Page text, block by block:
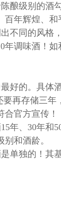
酿级别的酒
年辉煌、和
不同的风格
年调味酒！
好的。具体
再存储三年
官方宣传！
年、30年和
和酒龄。
单独的！其